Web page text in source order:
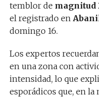
temblor de magnitud
el registrado en
domingo 16.
Los expertos
en una zona con
intensidad, lo que
esporádicos que, en la